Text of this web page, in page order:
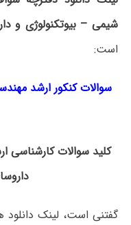
شیمی – بیوتکنولوژی و
است:
سوالات کنکور ارشد
کلید سوالات کارشناسی
داروسازی
گفتنی است، لینک